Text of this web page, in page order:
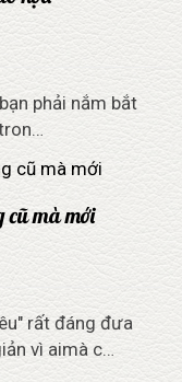
phải nắm bắt
cũ mà mới
rất đáng đưa
vì aimà c…